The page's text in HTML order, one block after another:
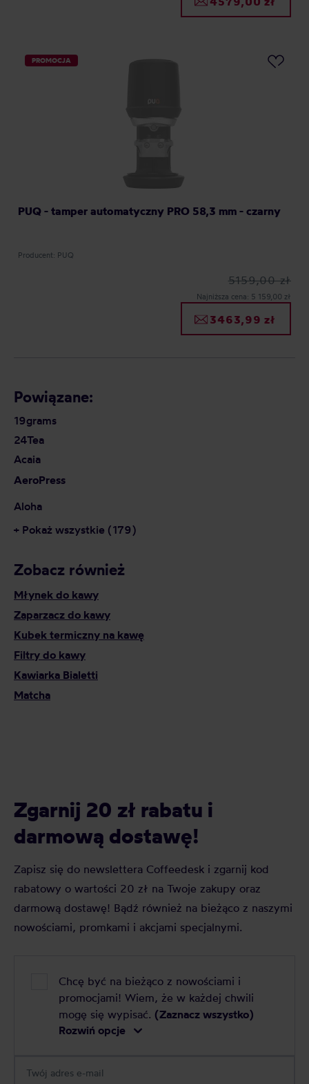
PROMOCJA
PUQ - tamper automatyczny PRO 58,3 mm - czarny
Producent: PUQ
5159,00 zł
Najniższa cena: 5 159,00 zł
3463,99 zł
Powiązane:
19grams
24Tea
Acaia
AeroPress
Aloha
+ Pokaż wszystkie (179)
Zobacz również
Młynek do kawy
Zaparzacz do kawy
Kubek termiczny na kawę
Filtry do kawy
Kawiarka Bialetti
Matcha
Zgarnij 20 zł rabatu i
darmową dostawę!
Zapisz się do newslettera Coffeedesk i zgarnij kod
rabatowy o wartości 20 zł na Twoje zakupy oraz
darmową dostawę! Bądź również na bieżąco z naszymi
nowościami, promkami i akcjami specjalnymi.
Chcę być na bieżąco z nowościami i
promocjami! Wiem, że w każdej chwili
mogę się wypisać. (Zaznacz wszystko)
Rozwiń opcje